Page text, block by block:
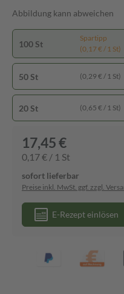
Abbildung kann abweichen
100 St
Spartipp
(0,17 € / 1 St)
50 St (0,29 € / 1 St)
20 St (0,65 € / 1 St)
17,45 €
0,17 € / 1 St
sofort lieferbar
Preise inkl. MwSt. ggf. zzgl.
E-Rezept einlösen